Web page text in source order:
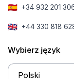
🇪🇸 +34 932 201
🇬🇧 +44 330 818
Wybierz język